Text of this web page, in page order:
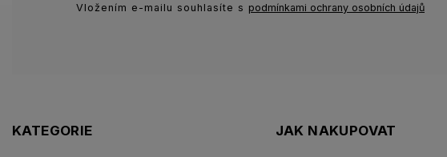
KATEGORIE JAK NAKUPOVAT
Vložením e-mailu souhlasíte s podmínkami ochrany osobních údajů